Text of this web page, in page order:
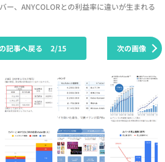
ー、ANYCOLORとの利益率に違いが生まれる
次の画像
記事へ戻る 2/15